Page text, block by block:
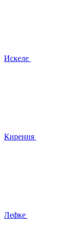
Искеле
Кирения
Лефке